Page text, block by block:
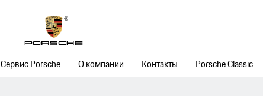
Сервис Porsche О компании Контакты Porsche Classic